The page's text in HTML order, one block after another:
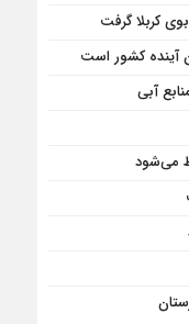
کربلا گرفت
کشور است
آبی
می‌شود